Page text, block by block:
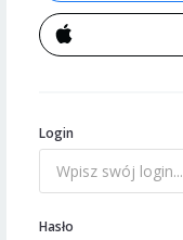
Login
Hasło